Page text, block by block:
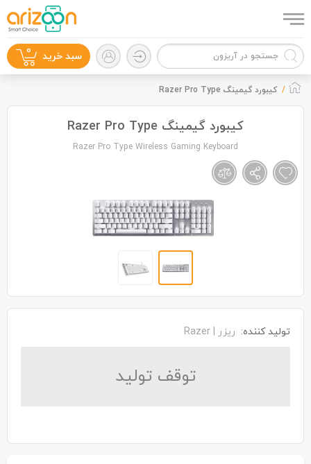
سبد خرید 0
کیبورد گیمینگ Razer Pro Type
کیبورد گیمینگ Razer Pro Type
Razer Pro Type Wireless Gaming Keyboard
تولید کننده: ریزر | Razer
توقف تولید